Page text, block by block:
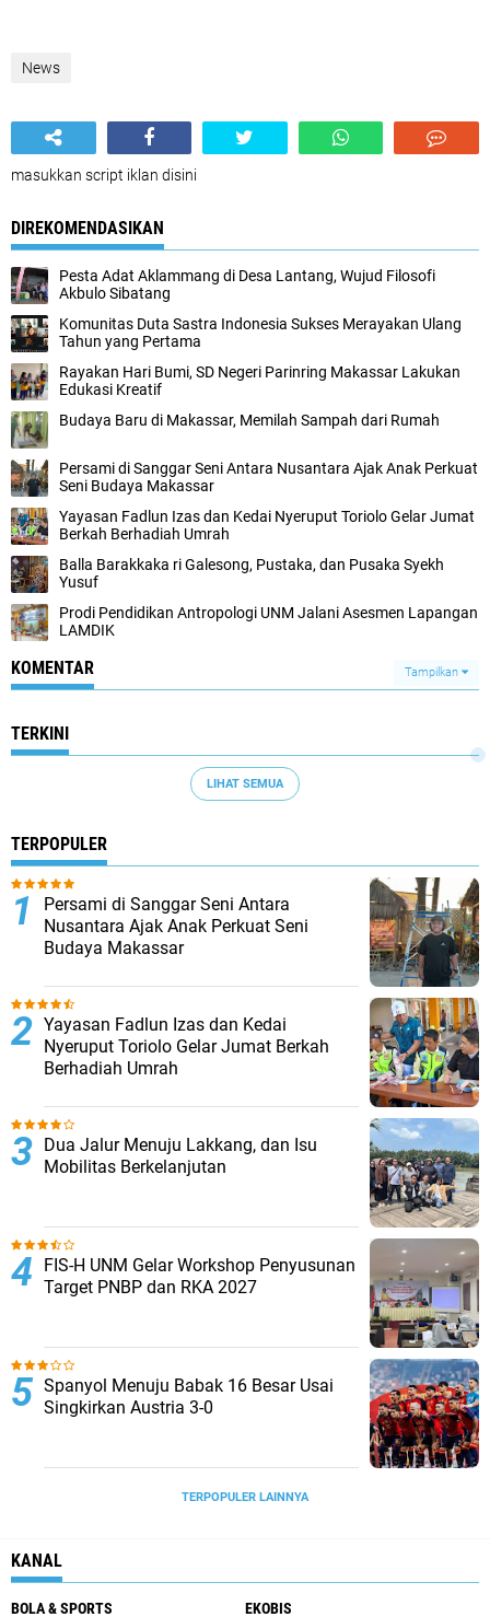
News
masukkan script iklan disini
DIREKOMENDASIKAN
Pesta Adat Aklammang di Desa Lantang, Wujud Filosofi
Akbulo Sibatang
Komunitas Duta Sastra Indonesia Sukses Merayakan Ulang
Tahun yang Pertama
Rayakan Hari Bumi, SD Negeri Parinring Makassar Lakukan
Edukasi Kreatif
Budaya Baru di Makassar, Memilah Sampah dari Rumah
Persami di Sanggar Seni Antara Nusantara Ajak Anak Perkuat
Seni Budaya Makassar
Yayasan Fadlun Izas dan Kedai Nyeruput Toriolo Gelar Jumat
Berkah Berhadiah Umrah
Balla Barakkaka ri Galesong, Pustaka, dan Pusaka Syekh
Yusuf
Prodi Pendidikan Antropologi UNM Jalani Asesmen Lapangan
LAMDIK
KOMENTAR Tampilkan
TERKINI
LIHAT SEMUA
TERPOPULER
Persami di Sanggar Seni Antara
Nusantara Ajak Anak Perkuat Seni
Budaya Makassar
Yayasan Fadlun Izas dan Kedai
Nyeruput Toriolo Gelar Jumat Berkah
Berhadiah Umrah
Dua Jalur Menuju Lakkang, dan Isu
Mobilitas Berkelanjutan
FIS-H UNM Gelar Workshop Penyusunan
Target PNBP dan RKA 2027
Spanyol Menuju Babak 16 Besar Usai
Singkirkan Austria 3-0
TERPOPULER LAINNYA
KANAL
BOLA & SPORTS EKOBIS